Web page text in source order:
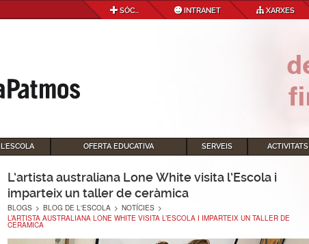
SÓC... INTRANET XARXES
L'ESCOLA OFERTA EDUCATIVA SERVEIS ACTIVITATS
L’artista australiana Lone White visita l’Escola i
imparteix un taller de ceràmica
BLOGS > BLOG DE L'ESCOLA > NOTÍCIES >
L’ARTISTA AUSTRALIANA LONE WHITE VISITA L’ESCOLA I IMPARTEIX UN TALLER DE
CERÀMICA